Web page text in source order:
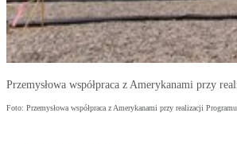
Przemysłowa współpraca z Amerykanami przy
Foto: Przemysłowa współpraca z Amerykanami przy realizacji